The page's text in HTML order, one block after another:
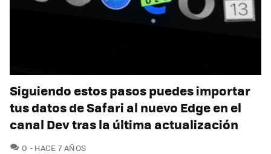
Siguiendo estos pasos puedes importar
tus datos de Safari al nuevo Edge en el
canal Dev tras la última actualización
0 COMENTARIOS
HACE 7 AÑOS